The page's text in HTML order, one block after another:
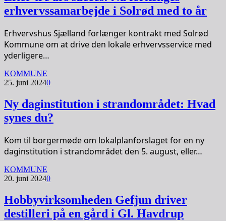
erhvervssamarbejde i Solrød med to år
Erhvervshus Sjælland forlænger kontrakt med Solrød
Kommune om at drive den lokale erhvervsservice med
yderligere…
KOMMUNE
25. juni 20240
Ny daginstitution i strandområdet: Hvad
synes du?
Kom til borgermøde om lokalplanforslaget for en ny
daginstitution i strandområdet den 5. august, eller…
KOMMUNE
20. juni 20240
Hobbyvirksomheden Gefjun driver
destilleri på en gård i Gl. Havdrup